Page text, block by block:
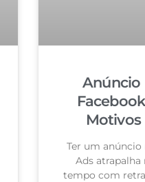
Anúncio
Motivos
Ter um
Ads atrapalha
tempo com